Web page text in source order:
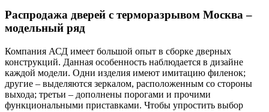
Распродажа дверей с терморазрывом Москва–
модельный ряд
Компания АСД имеет большой опыт в сборке дверных
конструкций. Данная особенность наблюдается в дизайне
каждой модели. Одни изделия имеют имитацию филенок;
другие – выделяются зеркалом, расположенным со стороны
выхода; третьи – дополнены порогами и прочими
функциональными приставками. Чтобы упростить выбор